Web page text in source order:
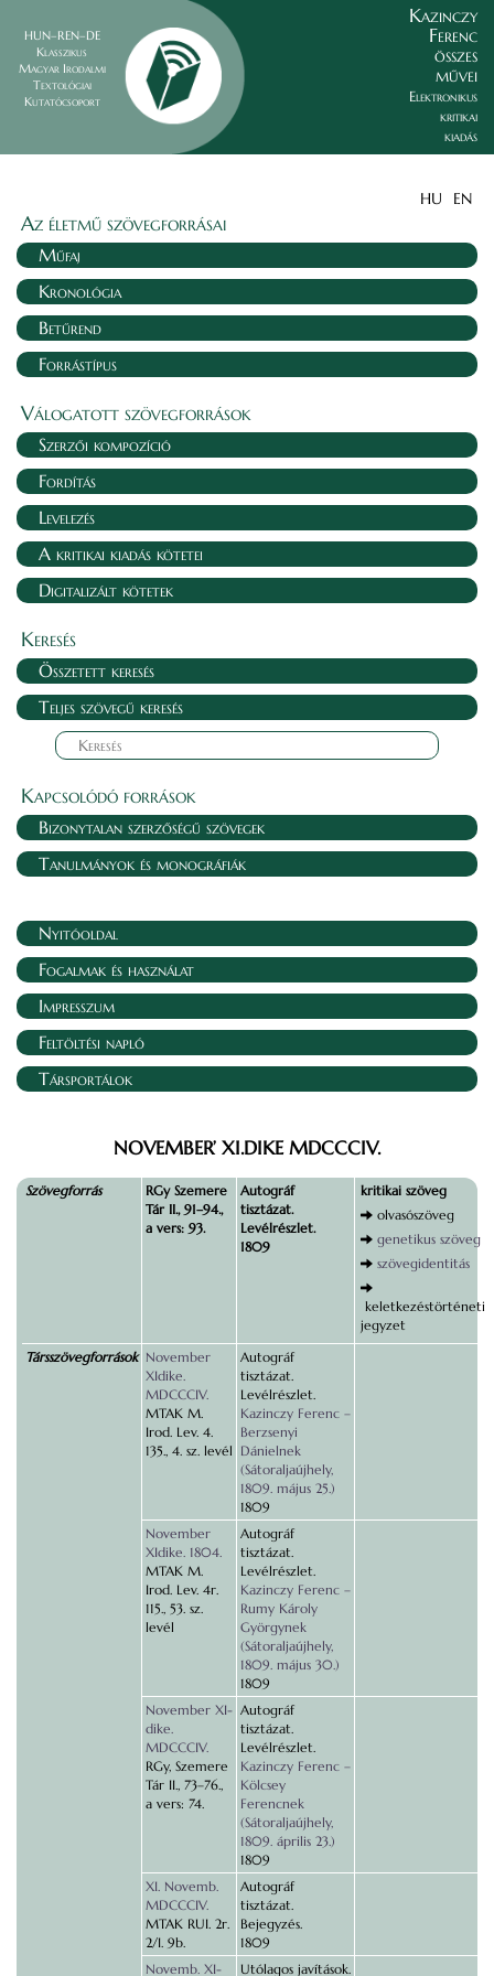
HUN–REN–DE
Klasszikus
Magyar Irodalmi
Textológiai
Kutatócsoport
Kazinczy
Ferenc
összes
művei
Elektronikus
kritikai
kiadás
HU EN
Az életmű szövegforrásai
Műfaj
Kronológia
Betűrend
Forrástípus
Válogatott szövegforrások
Szerzői kompozíció
Fordítás
Levelezés
A kritikai kiadás kötetei
Digitalizált kötetek
Keresés
Összetett keresés
Teljes szövegű keresés
Kapcsolódó források
Bizonytalan szerzőségű szövegek
Tanulmányok és monográfiák
Nyitóoldal
Fogalmak és használat
Impresszum
Feltöltési napló
Társportálok
NOVEMBER’ XI.DIKE MDCCCIV.
Szövegforrás
RGy Szemere
Tár II., 91–94.,
a vers: 93.
Autográf
tisztázat.
Levélrészlet.
1809
kritikai szöveg
olvasószöveg
genetikus szöveg
szövegidentitás
keletkezéstörténeti
jegyzet
Társszövegforrások November
XIdike.
MDCCCIV.
MTAK M.
Irod. Lev. 4.
135., 4. sz. levél
Autográf
tisztázat.
Levélrészlet.
Kazinczy Ferenc –
Berzsenyi
Dánielnek
(Sátoraljaújhely,
1809. május 25.)
1809
November
XIdike. 1804.
MTAK M.
Irod. Lev. 4r.
115., 53. sz.
levél
Autográf
tisztázat.
Levélrészlet.
Kazinczy Ferenc –
Rumy Károly
Györgynek
(Sátoraljaújhely,
1809. május 30.)
1809
November XI-
dike.
MDCCCIV.
RGy, Szemere
Tár II., 73–76.,
a vers: 74.
Autográf
tisztázat.
Levélrészlet.
Kazinczy Ferenc –
Kölcsey
Ferencnek
(Sátoraljaújhely,
1809. április 23.)
1809
XI. Novemb.
MDCCCIV.
MTAK RUI. 2r.
2/I. 9b.
Autográf
tisztázat.
Bejegyzés.
1809
Novemb. XI-
Utólagos javítások.